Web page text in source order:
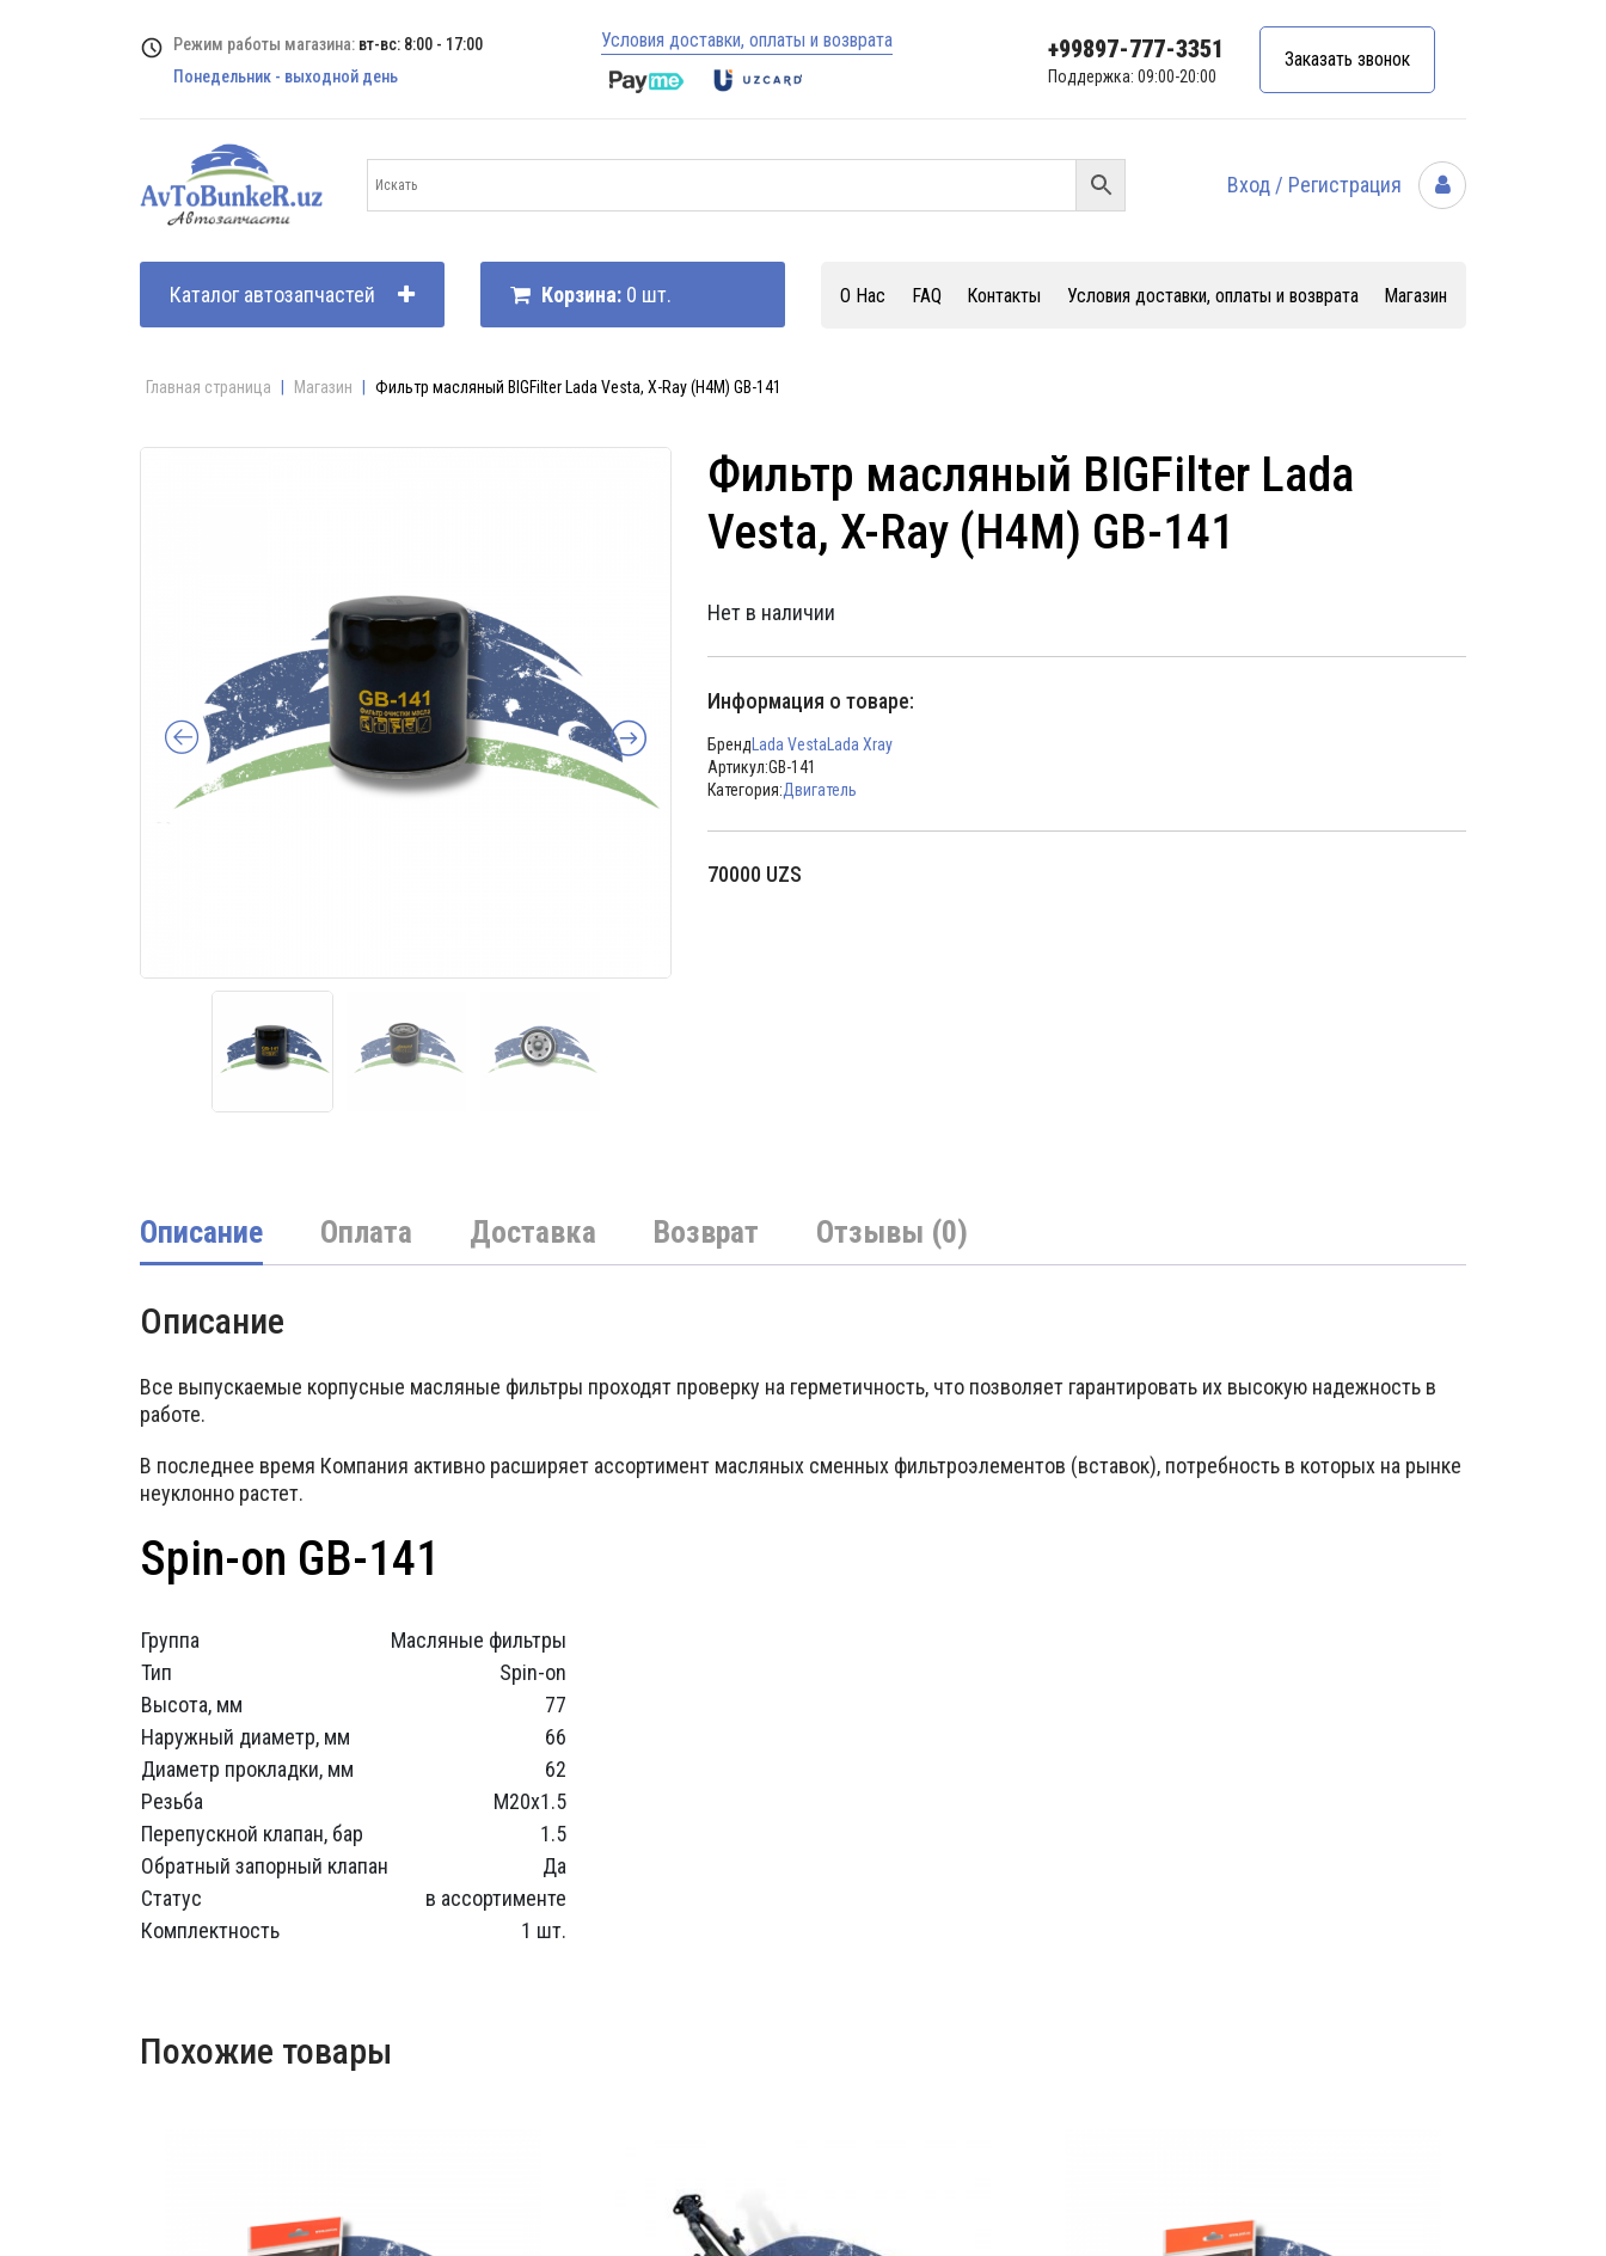
Режим работы магазина: вт-вс: 8:00 - 17:00
Понедельник - выходной день
Условия доставки, оплаты и возврата +99897-777-3351
Поддержка: 09:00-20:00
Заказать звонок
Вход / Регистрация
Каталог автозапчастей Корзина: 0 шт. О Нас FAQ Контакты Условия доставки, оплаты и возврата Магазин
Главная страница Магазин Фильтр масляный BIGFilter Lada Vesta, X-Ray (H4M) GB-141
Фильтр масляный BIGFilter Lada
Vesta, X-Ray (H4M) GB-141
Нет в наличии
Информация о товаре:
Бренд Lada Vesta Lada Xray
Артикул:GB-141
Категория:Двигатель
70000 UZS
Описание Оплата Доставка Возврат Отзывы (0)
Описание
Все выпускаемые корпусные масляные фильтры проходят проверку на герметичность, что позволяет гарантировать их высокую надежность в
работе.
В последнее время Компания активно расширяет ассортимент масляных сменных фильтроэлементов (вставок), потребность в которых на рынке
неуклонно растет.
Spin-on GB-141
Группа
Масляные фильтры
Тип
Spin-on
Высота, мм
77
Наружный диаметр, мм
66
Диаметр прокладки, мм
62
Резьба
M20x1.5
Перепускной клапан, бар
1.5
Обратный запорный клапан
Да
Статус
в ассортименте
Комплектность
1 шт.
Похожие товары